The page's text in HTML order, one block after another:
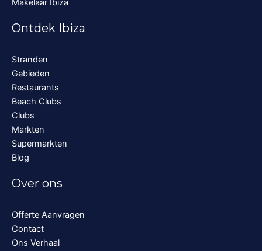
Makelaar Ibiza
Ontdek Ibiza
Stranden
Gebieden
Restaurants
Beach Clubs
Clubs
Markten
Supermarkten
Blog
Over ons
Offerte Aanvragen
Contact
Ons Verhaal